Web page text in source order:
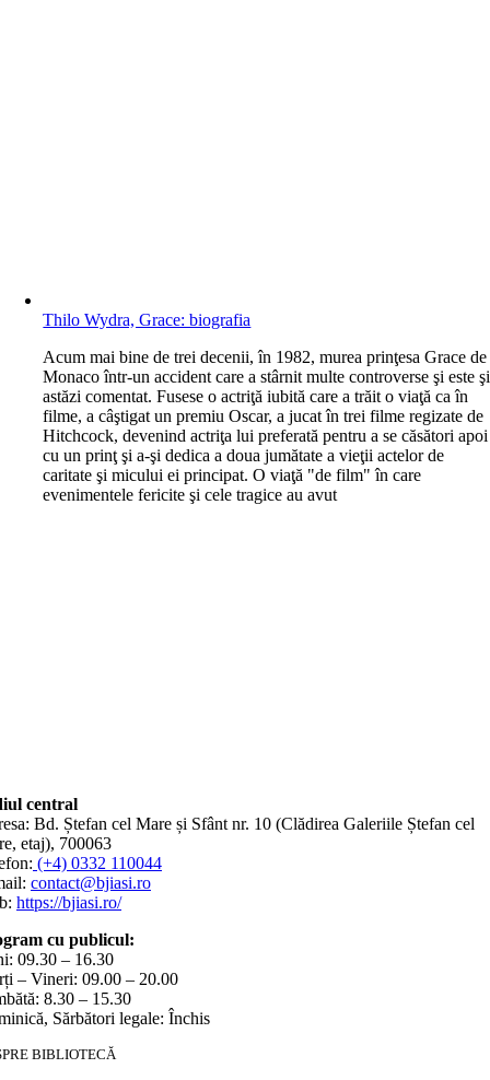
Thilo Wydra, Grace: biografia
Acum mai bine de trei decenii, în 1982, murea prinţesa Grace de
Monaco într-un accident care a stârnit multe controverse şi este şi
astăzi comentat. Fusese o actriţă iubită care a trăit o viaţă ca în
filme, a câştigat un premiu Oscar, a jucat în trei filme regizate de
Hitchcock, devenind actriţa lui preferată pentru a se căsători apoi
cu un prinţ şi a-şi dedica a doua jumătate a vieţii actelor de
caritate şi micului ei principat. O viaţă "de film" în care
evenimentele fericite şi cele tragice au avut
central
Bd. Ștefan cel Mare și Sfânt nr. 10 (Clădirea Galeriile Ștefan cel
etaj), 700063
(+4) 0332 110044
contact@bjiasi.ro
https://bjiasi.ro/
cu publicul:
09.30 – 16.30
– Vineri: 09.00 – 20.00
8.30 – 15.30
Sărbători legale: Închis
BIBLIOTECĂ